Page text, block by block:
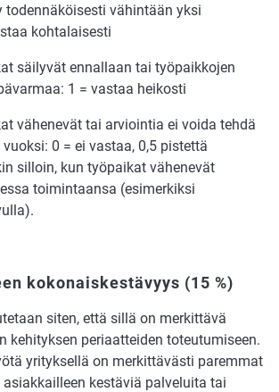
todennäköisesti vähintään yksi
kohtalaisesti
säilyvät ennallaan tai työpaikkojen
1 = vastaa heikosti
vähenevät tai arviointia ei voida tehdä
0 = ei vastaa, 0,5 pistettä
silloin, kun työpaikat vähenevät
toimintaansa (esimerkiksi
kokonaiskestävyys (15 %)
siten, että sillä on merkittävä
kehityksen periaatteiden toteutumiseen.
yrityksellä on merkittävästi paremmat
kestäviä palveluita tai